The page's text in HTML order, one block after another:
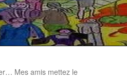
Mes amis mettez le